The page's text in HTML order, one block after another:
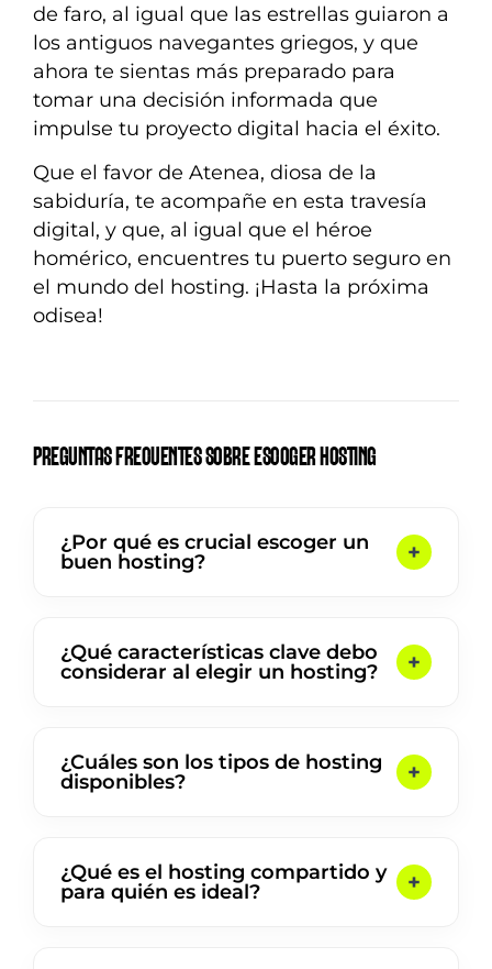
de faro, al igual que las estrellas guiaron a
los antiguos navegantes griegos, y que
ahora te sientas más preparado para
tomar una decisión informada que
impulse tu proyecto digital hacia el éxito.
Que el favor de Atenea, diosa de la
sabiduría, te acompañe en esta travesía
digital, y que, al igual que el héroe
homérico, encuentres tu puerto seguro en
el mundo del hosting. ¡Hasta la próxima
odisea!
PREGUNTAS FRECUENTES SOBRE ESCOGER HOSTING
¿Por qué es crucial escoger un
buen hosting?
¿Qué características clave debo
considerar al elegir un hosting?
¿Cuáles son los tipos de hosting
disponibles?
¿Qué es el hosting compartido y
para quién es ideal?